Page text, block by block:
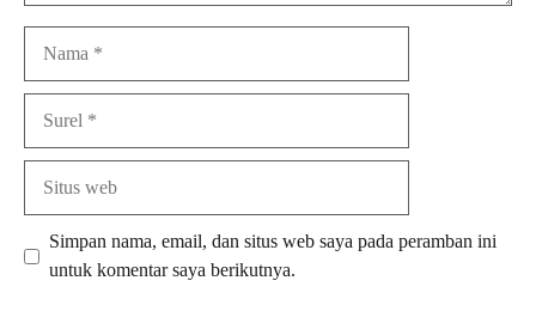
Simpan nama, email, dan situs web saya pada peramban ini
untuk komentar saya berikutnya.